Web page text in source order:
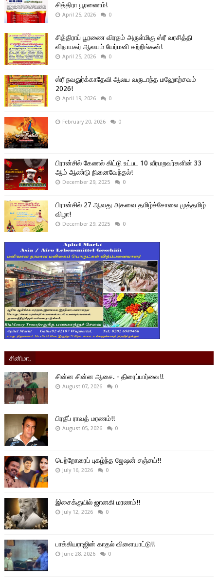
சித்திரா பூரணைம்!
April 25, 2026 0
சித்திராப் பூரணை விரதம் அருள்மிகு ஸ்ரீ வரசித்தி
விநாயகர் ஆலயம் யேர்மனி கற்றிங்கன்!
April 25, 2026 0
ஸ்ரீ நவதுர்க்காதேவி ஆலய வருடாந்த மஹோற்சவம்
2026!
April 19, 2026 0
February 20, 2026 0
பிரான்சில் கேணல் கிட்டு உட்பட 10 வீரமறவர்களின் 33
ஆம் ஆண்டு நினைவேந்தல்!
December 29, 2025 0
பிரான்சில் 27 ஆவது அகவை தமிழ்ச்சோலை முத்தமிழ்
விழா!
December 29, 2025 0
சினிமா,
சின்ன சின்ன ஆசை. - திரைப்பார்வை!!
August 07, 2026 0
பிரதீப் ராவத் மரணம்!!
August 05, 2026 0
பெற்றோரைப் புகழ்ந்த ஜேஷன் சஞ்சய்!!
July 16, 2026 0
இசைக்குயில் ஜானகி மரணம்!!
July 12, 2026 0
பாக்கியராஜின் காதல் விளையாட்டு!!
June 28, 2026 0